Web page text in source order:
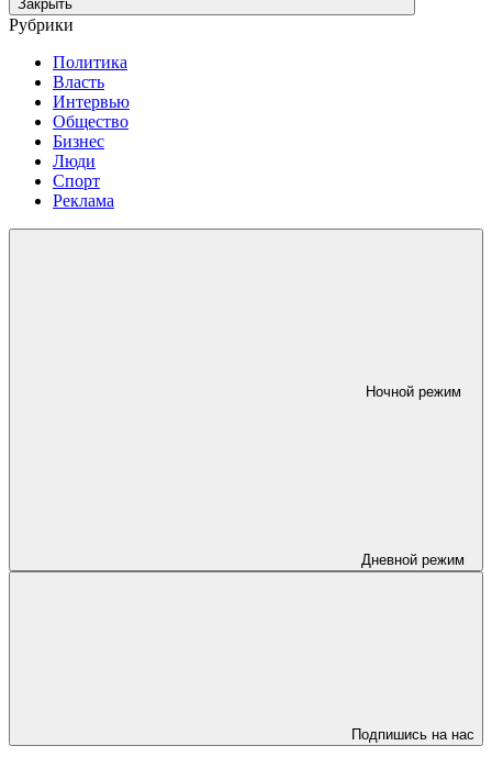
Закрыть
Рубрики
Политика
Власть
Интервью
Общество
Бизнес
Люди
Спорт
Реклама
Ночной режим
Дневной режим
Подпишись на нас